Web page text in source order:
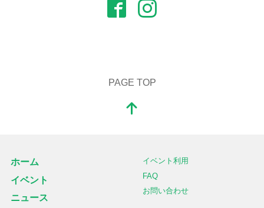
PAGE TOP
ホーム
イベント
ニュース
イベント利用
FAQ
お問い合わせ